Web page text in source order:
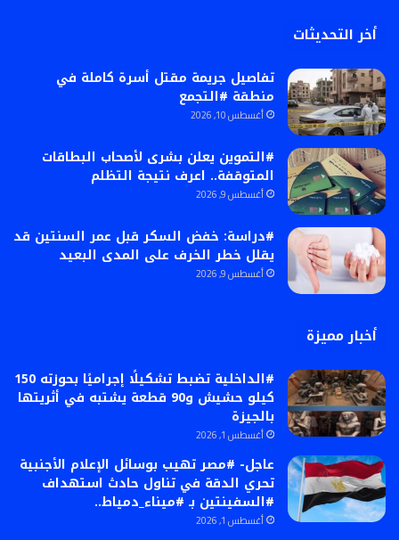
أخر التحديثات
تفاصيل جريمة مقتل أسرة كاملة في
منطقة #التجمع
أغسطس 10, 2026
#التموين يعلن بشرى لأصحاب البطاقات
المتوقفة.. اعرف نتيجة التظلم
أغسطس 9, 2026
#دراسة: خفض السكر قبل عمر السنتين قد
يقلل خطر الخرف على المدى البعيد
أغسطس 9, 2026
أخبار مميزة
#الداخلية تضبط تشكيلًا إجراميًا بحوزته 150
كيلو حشيش و90 قطعة يشتبه في أثريتها
بالجيزة
أغسطس 1, 2026
عاجل- #مصر تهيب بوسائل الإعلام الأجنبية
تحري الدقة في تناول حادث استهداف
#السفينتين بـ #ميناء_دمياط..
أغسطس 1, 2026